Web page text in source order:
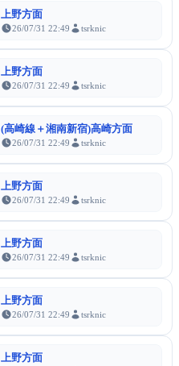
上野方面
26/07/31 22:49 tsrknic
上野方面
26/07/31 22:49 tsrknic
(高崎線＋湘南新宿)高崎方面
26/07/31 22:49 tsrknic
上野方面
26/07/31 22:49 tsrknic
上野方面
26/07/31 22:49 tsrknic
上野方面
26/07/31 22:49 tsrknic
上野方面